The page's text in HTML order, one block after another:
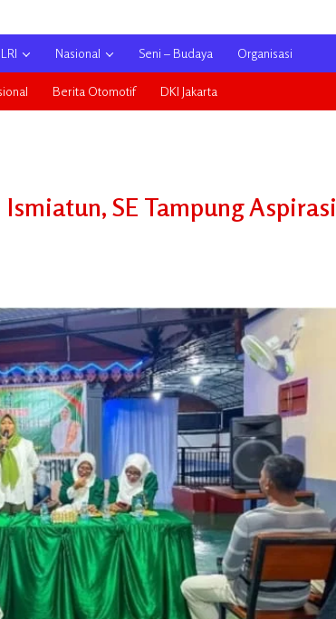
Nasional Seni – Budaya Organisasi
Berita Otomotif DKI Jakarta
SE Tampung Aspirasi